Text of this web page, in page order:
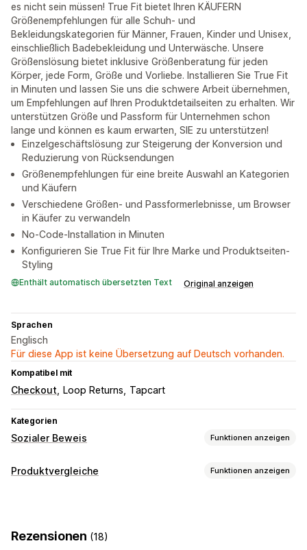
es nicht sein müssen! True Fit bietet Ihren KÄUFERN
Größenempfehlungen für alle Schuh- und
Bekleidungskategorien für Männer, Frauen, Kinder und Unisex,
einschließlich Badebekleidung und Unterwäsche. Unsere
Größenslösung bietet inklusive Größenberatung für jeden
Körper, jede Form, Größe und Vorliebe. Installieren Sie True Fit
in Minuten und lassen Sie uns die schwere Arbeit übernehmen,
um Empfehlungen auf Ihren Produktdetailseiten zu erhalten. Wir
unterstützen Größe und Passform für Unternehmen schon
lange und können es kaum erwarten, SIE zu unterstützen!
Einzelgeschäftslösung zur Steigerung der Konversion und
Reduzierung von Rücksendungen
Größenempfehlungen für eine breite Auswahl an Kategorien
und Käufern
Verschiedene Größen- und Passformerlebnisse, um Browser
in Käufer zu verwandeln
No-Code-Installation in Minuten
Konfigurieren Sie True Fit für Ihre Marke und Produktseiten-
Styling
Enthält automatisch übersetzten Text Original anzeigen
Sprachen
Englisch
Für diese App ist keine Übersetzung auf Deutsch vorhanden.
Kompatibel mit
Checkout Loop Returns Tapcart
Kategorien
Sozialer Beweis Funktionen anzeigen
Inhaltsarten
Produktaufrufe
Anzahl der Verkäufe
Produktvergleiche Funktionen anzeigen
Rezensionen (18)